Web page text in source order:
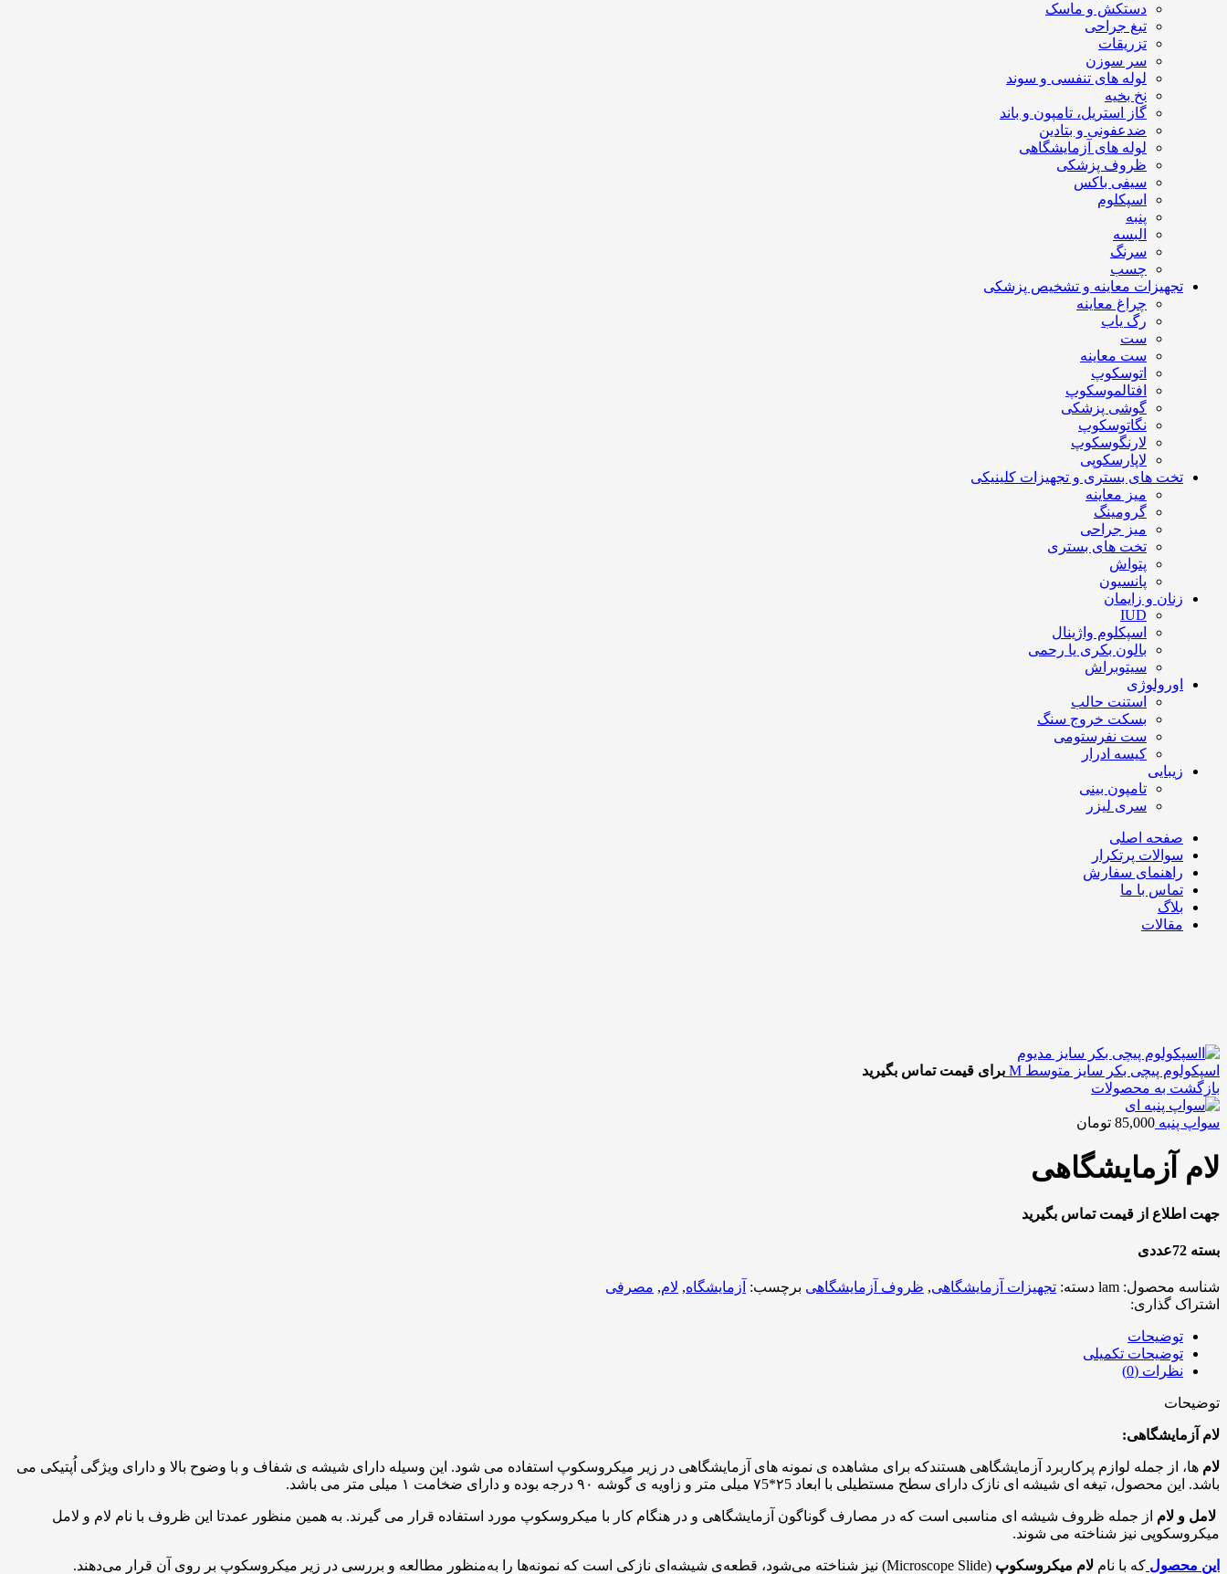
دستکش و ماسک
تیغ جراحی
تزریقات
سر سوزن
لوله های تنفسی و سوند
نخ بخیه
گاز استریل، تامپون و باند
ضدعفونی و بتادین
لوله های آزمایشگاهی
ظروف پزشکی
سیفی باکس
اسپکلوم
پنبه
البسه
سرنگ
چسب
تجهیزات معاینه و تشخیص پزشکی
چراغ معاینه
رگ یاب
ست
ست معاینه
اتوسکوپ
افتالموسکوپ
گوشی پزشکی
نگاتوسکوپ
لارنگوسکوپ
لاپارسکوپی
تخت های بستری و تجهیزات کلینیکی
میز معاینه
گرومینگ
میز جراحی
تخت های بستری
پتواش
پانسیون
زنان و زایمان
IUD
اسپکلوم واژینال
بالون بکری یا رحمی
سیتوبراش
اورولوژی
استنت حالب
بسکت خروج سنگ
ست نفرستومی
کیسه ادرار
زیبایی
تامپون بینی
سری لیزر
صفحه اصلی
سوالات پرتکرار
راهنمای سفارش
تماس با ما
بلاگ
مقالات
اسپکولوم پیچی بکر سایز متوسط M
برای قیمت تماس بگیرید
بازگشت به محصولات
سواپ پنبه 85,000 تومان
لام آزمایشگاهی
جهت اطلاع از قیمت تماس بگیرید
بسته 72عددی
شناسه محصول: lam دسته: تجهیزات آزمایشگاهی, ظروف آزمایشگاهی برچسب: آزمایشگاه, لام, مصرفی
اشتراک گذاری:
توضیحات
توضیحات تکمیلی
نظرات (0)
توضیحات
لام آزمایشگاهی:
لام ها، از جمله لوازم پرکاربرد آزمایشگاهی هستندکه برای مشاهده ی نمونه های آزمایشگاهی در زیر میکروسکوپ استفاده می شود. این وسیله دارای شیشه ی شفاف و با وضوح بالا و دارای ویژگی اُپتیکی می
باشد. این محصول، تیغه ای شیشه ای نازک دارای سطح مستطیلی با ابعاد ۲5*۷5 میلی متر و زاویه ی گوشه ۹۰ درجه بوده و دارای ضخامت ۱ میلی متر می باشد.
لامل و لام از جمله ظروف شیشه ای مناسبی است که در مصارف گوناگون آزمایشگاهی و در هنگام کار با میکروسکوپ مورد استفاده قرار می گیرند. به همین منظور عمدتا این ظروف با نام لام و لامل
میکروسکوپی نیز شناخته می شوند.
این محصول که با نام لام میکروسکوپ (Microscope Slide) نیز شناخته می‌شود، قطعه‌ی شیشه‌ای نازکی است که نمونه‌ها را به‌منظور مطالعه و بررسی در زیر میکروسکوپ بر روی آن قرار می‌دهند.